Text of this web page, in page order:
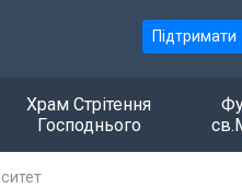
Підтримати
Храм Стрітення
Господнього